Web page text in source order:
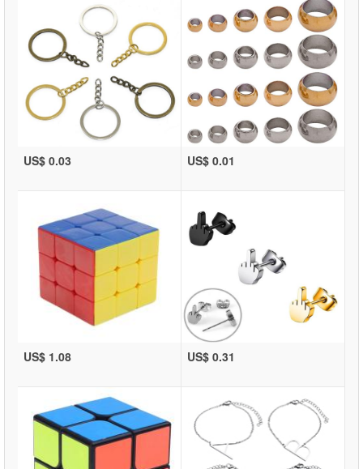
US$ 0.03 US$ 0.01
US$ 1.08 US$ 0.31